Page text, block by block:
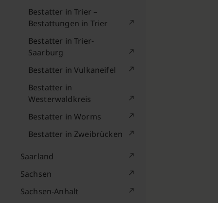
Bestatter in Trier –
Bestattungen in Trier
Bestatter in Trier-
Saarburg
Bestatter in Vulkaneifel
Bestatter in
Westerwaldkreis
Bestatter in Worms
Bestatter in Zweibrücken
Saarland
Sachsen
Sachsen-Anhalt